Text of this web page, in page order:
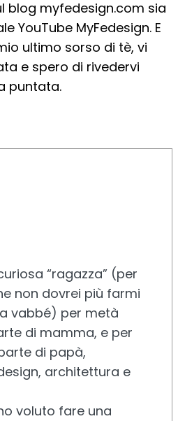
blog myfedesign.com sia
YouTube MyFedesign. E
ultimo sorso di tè, vi
e spero di rivedervi
puntata.
“ragazza” (per
non dovrei più farmi
vabbé) per metà
di mamma, e per
di papà,
architettura e
voluto fare una